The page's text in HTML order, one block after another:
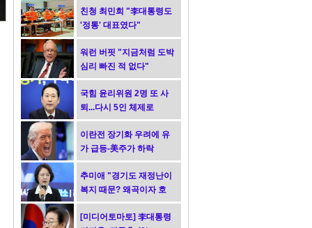
친청 최민희 "李대통령도
'정통' 대표였다"
워런 버핏 "지금처럼 도박
심리 빠진 적 없다"
국힘 윤리위원 2명 또 사
퇴...다시 5인 체제로
이란전 장기화 우려에 유
가 급등-美주가 하락
추미애 "경기도 재정난이
복지 때문? 왜곡이자 호
도"
[미디어토마토] 李대통령